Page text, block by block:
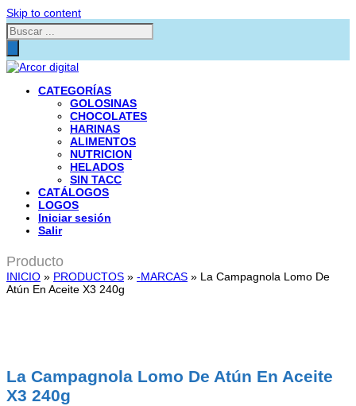
Skip to content
Búsqueda
de
productos
CATEGORÍAS
GOLOSINAS
CHOCOLATES
HARINAS
ALIMENTOS
NUTRICION
HELADOS
SIN TACC
CATÁLOGOS
LOGOS
Iniciar sesión
Salir
Producto
INICIO » PRODUCTOS » -MARCAS » La Campagnola Lomo De
Atún En Aceite X3 240g
La Campagnola Lomo De Atún En Aceite
X3 240g